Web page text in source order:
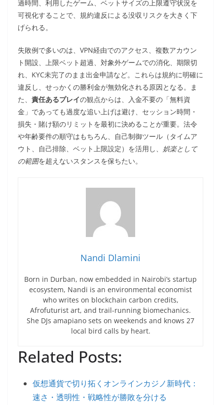
過時間、利用したゲーム、ベットサイズの上限遵守状況を
可視化することで、規約違反による没収リスクを大きく下
げられる。
失敗例で多いのは、VPN経由でのアクセス、複数アカウン
ト開設、上限ベット超過、対象外ゲームでの消化、期限切
れ、KYC未完了のまま出金申請など。これらは規約に明確に
違反し、せっかくの勝利金が無効化される原因となる。ま
た、 責任あるプレイの観点からは、入金不要の「無料資
金」であっても過度な追い上げは避け、セッション時間・
損失・賭け額のリミットを最初に決めることが重要。法令
や年齢要件の順守はもちろん、自己制御ツール（タイムア
ウト、自己排除、ベット上限設定）を活用し、 娯楽として
の範囲を超えないスタンスを保ちたい。
Nandi Dlamini
Born in Durban, now embedded in Nairobi’s startup
ecosystem, Nandi is an environmental economist
who writes on blockchain carbon credits,
Afrofuturist art, and trail-running biomechanics.
She DJs amapiano sets on weekends and knows 27
local bird calls by heart.
Related Posts:
仮想通貨で切り拓くオンラインカジノ新時代：
速さ・透明性・戦略性が勝敗を分ける